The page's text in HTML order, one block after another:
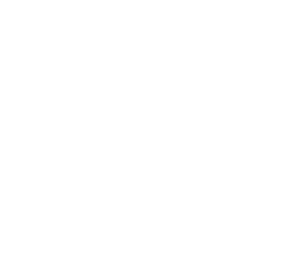
las partes acordar este
deberán repercutir y/o realizar
serán pagados por la Parte
sido prestados
indicados en este Contrato,
deberá cumplir con los
cantidades a cobrar